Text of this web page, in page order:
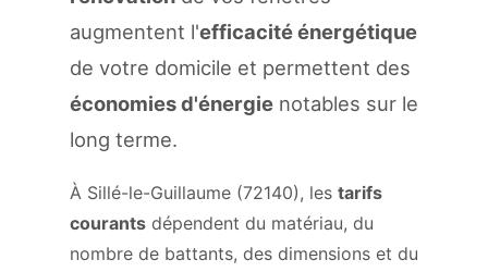
augmentent l'efficacité énergétique
de votre domicile et permettent des
économies d'énergie notables sur le
long terme.
À Sillé-le-Guillaume (72140), les tarifs
courants dépendent du matériau, du
nombre de battants, des dimensions et du